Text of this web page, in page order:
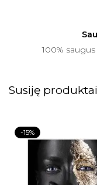
100%
Susiję produktai
-15%